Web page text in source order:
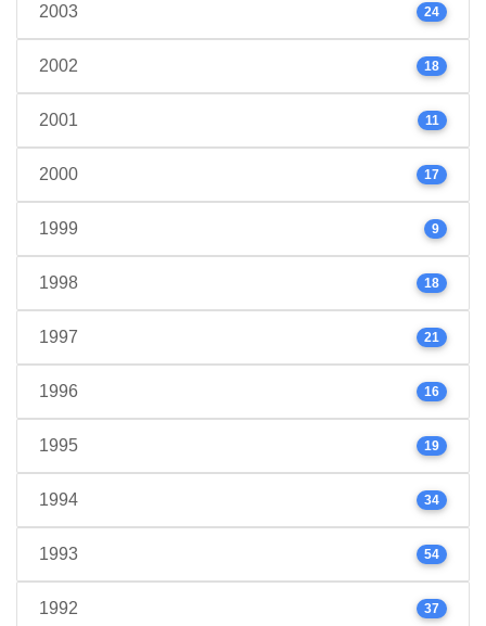
2003 24
2002 18
2001 11
2000 17
1999 9
1998 18
1997 21
1996 16
1995 19
1994 34
1993 54
1992 37